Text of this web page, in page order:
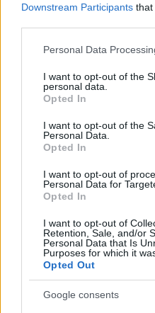
Downstream Participants that
Please note that this
not limited to your visit or
grant or deny consent to
use your data for below
consent section.
Personal Data
I want to opt-out of the
personal data.
Opted In
I want to opt-out of the
Personal Data.
Opted In
I want to opt-out of
Personal Data for
Opted In
I want to opt-out of
Retention, Sale, and/or
Personal Data that Is
Purposes for which it
Opted Out
Google consents
Helyi hírek
Országos hírek
Egyetem